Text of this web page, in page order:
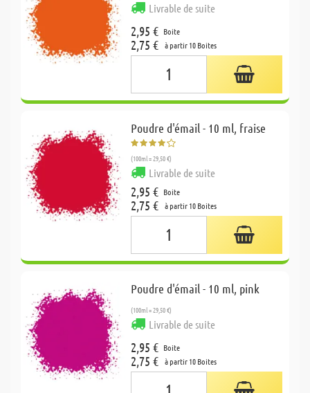
Livrable de suite
2,95 € Boite
2,75 € à partir 10 Boites
Poudre d'émail - 10 ml, fraise
(100ml = 29,50 €)
Livrable de suite
2,95 € Boite
2,75 € à partir 10 Boites
Poudre d'émail - 10 ml, pink
(100ml = 29,50 €)
Livrable de suite
2,95 € Boite
2,75 € à partir 10 Boites